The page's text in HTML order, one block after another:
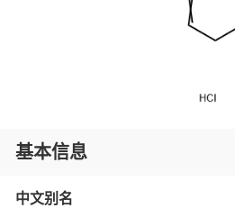
基本信息
中文别名